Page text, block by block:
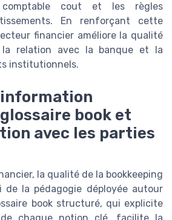
comptable cout et les règles
En renforçant cette
financier améliore la qualité
la relation avec la banque et la
institutionnels.
book et
avec les parties
la qualité de la bookkeeping
de la pédagogie déployée autour
book structuré, qui explicite